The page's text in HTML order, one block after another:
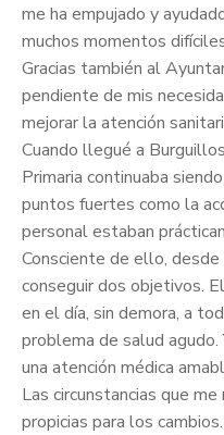
me ha empujado y
muchos momentos
Gracias también al
pendiente de mis
mejorar la atención
Cuando llegué a
Primaria continuaba
puntos fuertes como la
personal estaban
Consciente de ello,
conseguir dos objetivos.
en el día, sin demora, a
problema de salud
una atención médica
Las circunstancias que
propicias para los